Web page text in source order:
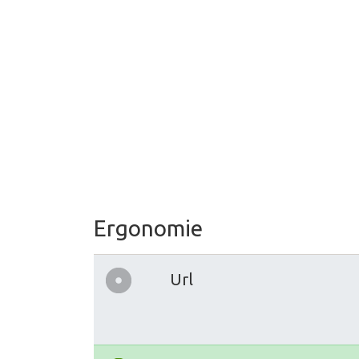
Ergonomie
Url